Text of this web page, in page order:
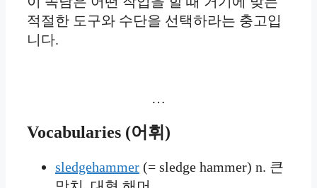
적절한 도구와 수단을 선택하라는 충고입
니다.
…
Vocabularies (어휘)
sledgehammer (= sledge hammer) n. 큰